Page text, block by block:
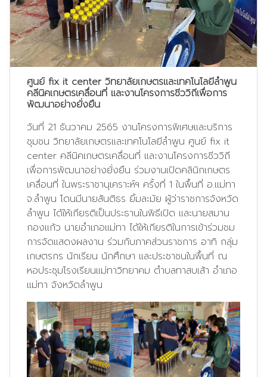
ศูนย์ fix it center วิทยาลัยเกษตรและเทคโนโลยีลำพูน
คลีนิคเกษตรเคลื่อนที่ และงานโครงการชีววิถีเพื่อการ
พัฒนาอย่างยั่งยืน
วันที่ 21 ธันวาคม 2565 งานโครงการพิเศษและบริการ
ชุมชน วิทยาลัยเกษตรและเทคโนโลยีลำพูน ศูนย์ fix it
center คลีนิคเกษตรเคลื่อนที่ และงานโครงการชีววิถี
เพื่อการพัฒนาอย่างยั่งยืน ร่วมงานเปิดคลินิกเกษตร
เคลื่อนที่ ในพระราชานุเคราะห์ฯ ครั้งที่ 1 ในพื้นที่ อ.แม่ทา
จ.ลำพูน โดนมีนายสันติธร ยิ้มละมัย ผู้ว่าราชการจังหวัด
ลำพูน ได้ให้เกียรติเป็นประธานในพิธีเปิด และนายสมาน
กองแก้ว นายอำเภอแม่ทา ได้ให้เกียรติในการเข้าร่วมชม
การจัดแสดงผลงาน ร่วมกับภาคส่วนราชการ อาทิ กลุ่ม
เกษตรกร นักเรียน นักศึกษา และประชาชนในพื้นที่ ณ
หอประชุมโรงเรียนแม่ทาวิทยาคม ตำบลทาสบเส้า อำเภอ
แม่ทา จังหวัดลำพูน